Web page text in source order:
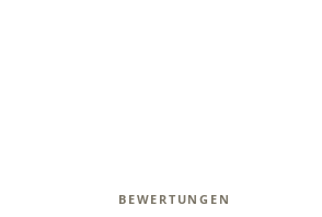
BEWERTUNGEN